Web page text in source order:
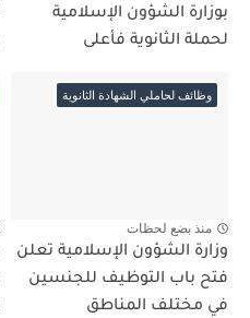
بوزارة الشؤون الإسلامية
لحملة الثانوية فأعلى
وظائف لحاملي الشهادة الثانوية
منذ بضع لحظات
وزارة الشؤون الإسلامية تعلن
فتح باب التوظيف للجنسين
في مختلف المناطق